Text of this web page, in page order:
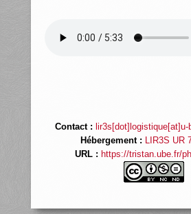
Contact :
Hébergement : LIR3S UR
URL : https://tristan.ube.fr/